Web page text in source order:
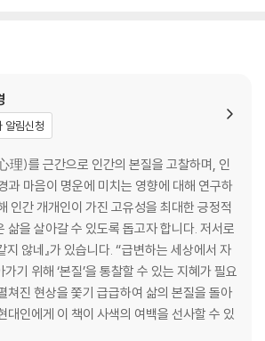
던 당신에게
픈 을에게
.
에 스트레스!!”이렇게 짜증 날 때?
날엔
할 만해 진다.
상하게 하는가?
당신, 달력을 활용하라!
있다.
을 갑질로 느낄 수 있다.
는 건 축복이다.
알림신청
)를 근간으로 인간의 본질을 고찰하며, 인
과 마음이 명운에 미치는 영향에 대해 연구하
인간 개개인이 가진 고유성을 최대한 긍정적
삶을 살아갈 수 있도록 돕고자 합니다. 저서로
지 않네』가 있습니다. “급변하는 세상에서 자
기 위해 ‘본질’을 통찰할 수 있는 지혜가 필요
쳐진 현상을 쫓기 급급하여 삶의 본질을 돌아
대인에게 이 책이 사색의 여백을 선사할 수 있